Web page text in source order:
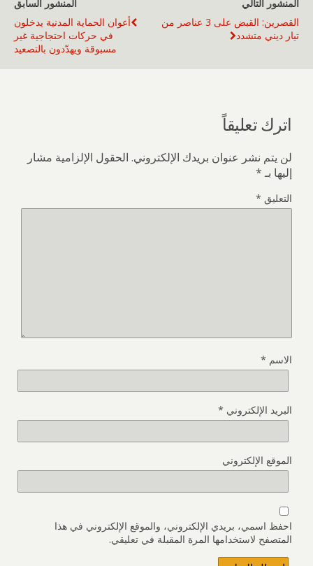
المنشور السابق
أعوان الحماية المدنية يدخلون
في حركات احتجاجية غير
مسبوقة ويهدّدون بالتصعيد
المنشور التالي
القصرين: القبض على 3 عناصر من
تيار ديني متشدد
اترك تعليقاً
لن يتم نشر عنوان بريدك الإلكتروني. الحقول الإلزامية مشار
إليها بـ*
التعليق *
الاسم *
البريد الإلكتروني *
الموقع الإلكتروني
احفظ اسمي، بريدي الإلكتروني، والموقع الإلكتروني في هذا
المتصفح لاستخدامها المرة المقبلة في تعليقي.